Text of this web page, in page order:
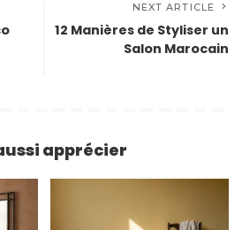
NEXT ARTICLE
12 Manières de Styliser un
Salon Marocain
apprécier